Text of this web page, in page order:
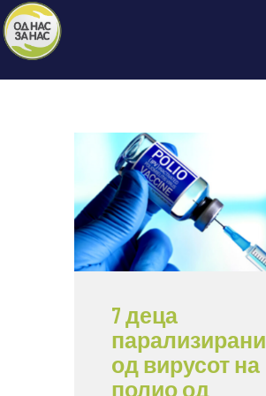
ЗА НАС
НАШЕ ПРАВО
ОБЈАВИ
ПРОЕКТИ
КОНТАКТ
7 деца
парализирани
од вирусот на
полио од